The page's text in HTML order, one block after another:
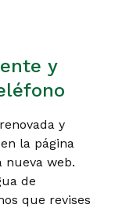
y
y
la página
nueva web.
de
que revises